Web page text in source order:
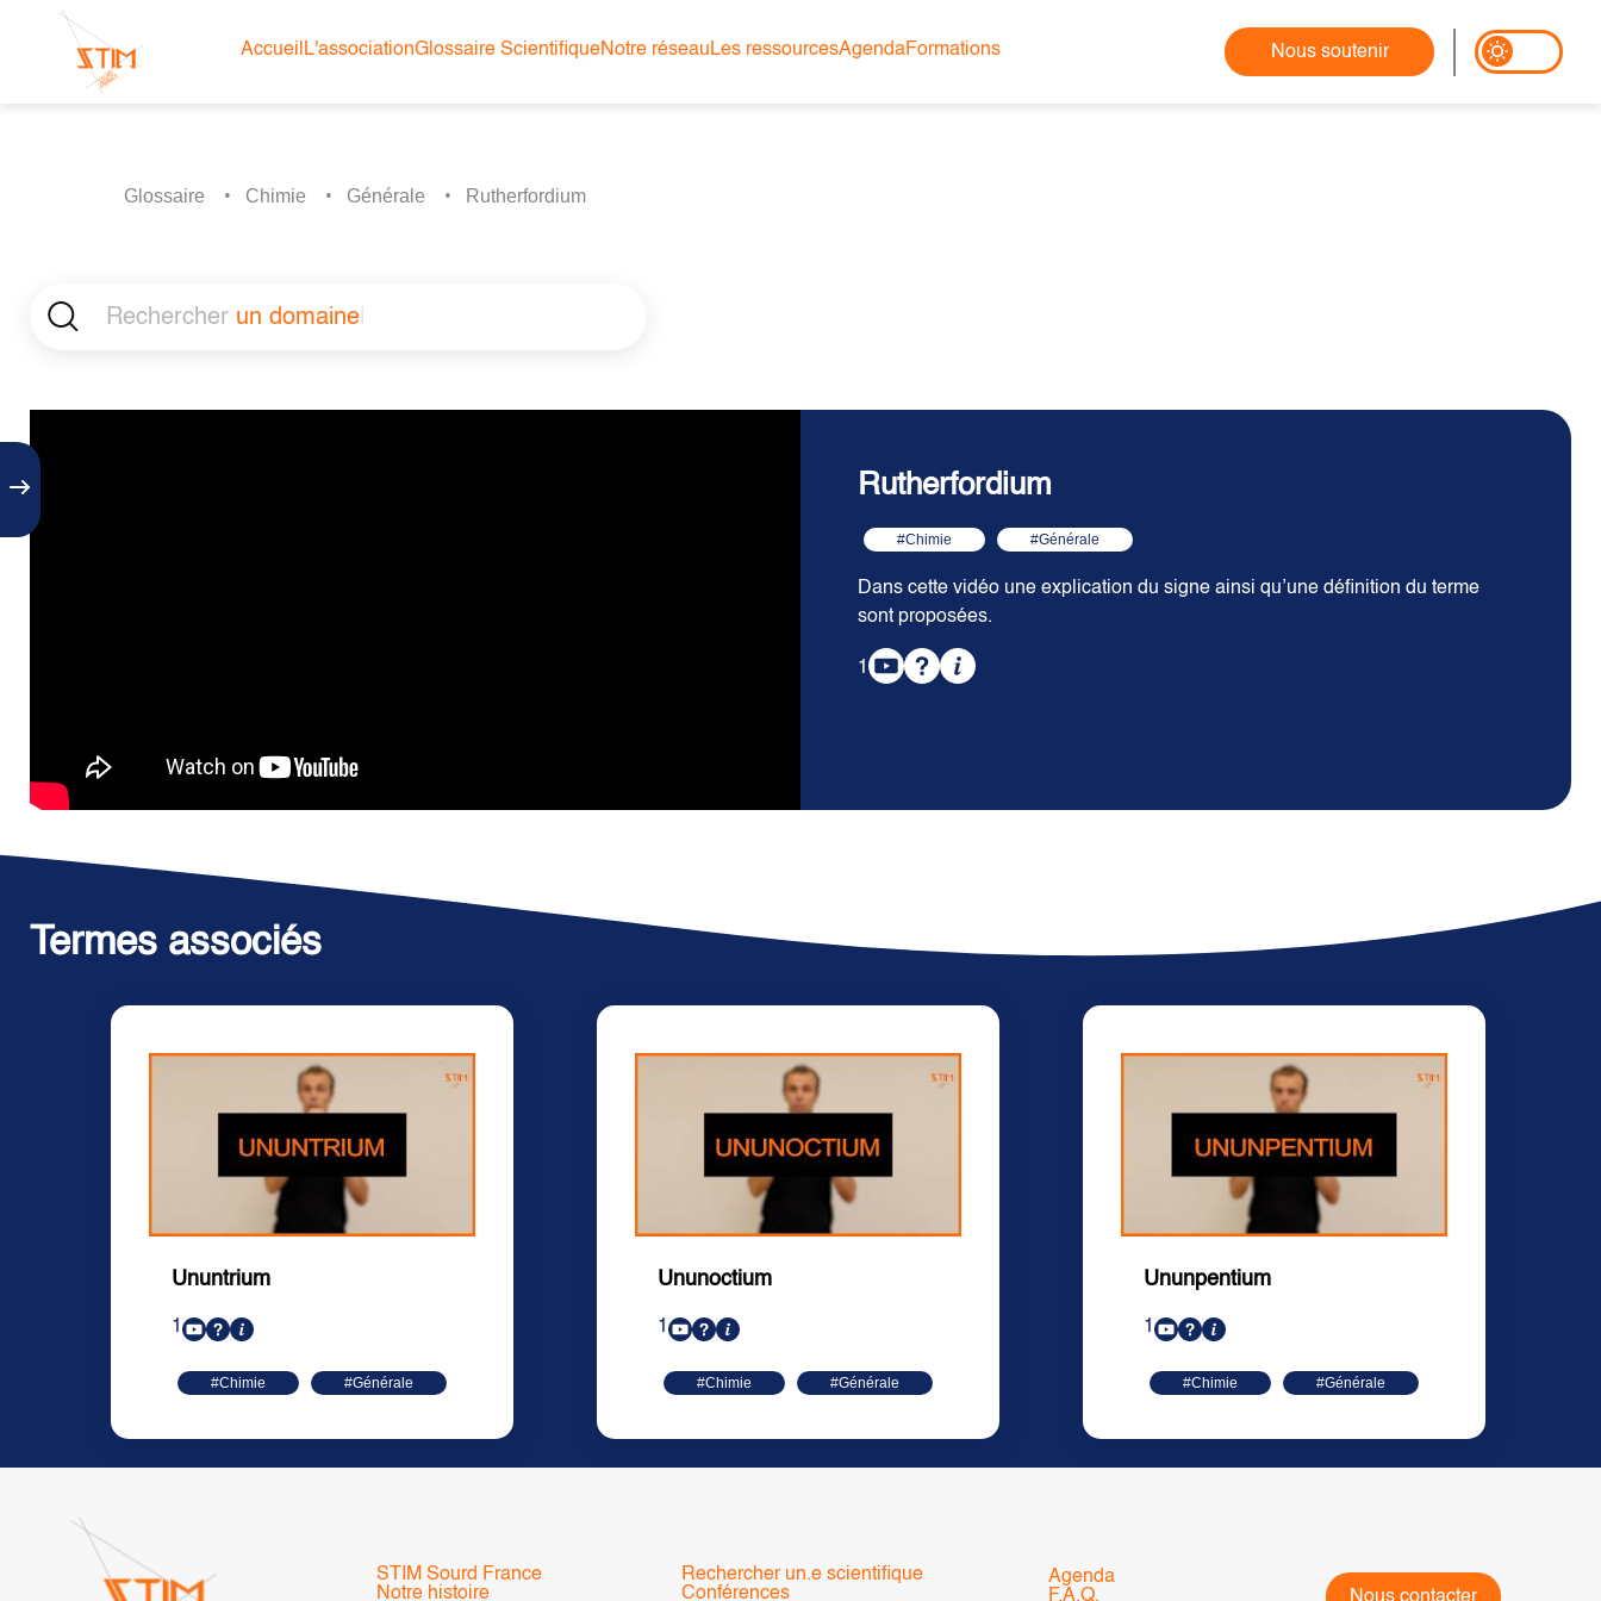
Accueil L'associationGlossaire ScientifiqueNotre réseauLes ressourcesAgendaFormations Nous soutenir
Glossaire Chimie Générale Rutherfordium
Rechercher un domaine
Rutherfordium
#Chimie #Générale
Dans cette vidéo une explication du signe ainsi qu’une définition du terme
sont proposées.
1
Termes associés
Ununtrium
1
#Chimie #Générale
Ununoctium
1
#Chimie #Générale
Ununpentium
1
#Chimie #Générale
STIM Sourd France
Notre histoire
Rechercher un.e scientifique
Conférences
Agenda
F.A.Q.